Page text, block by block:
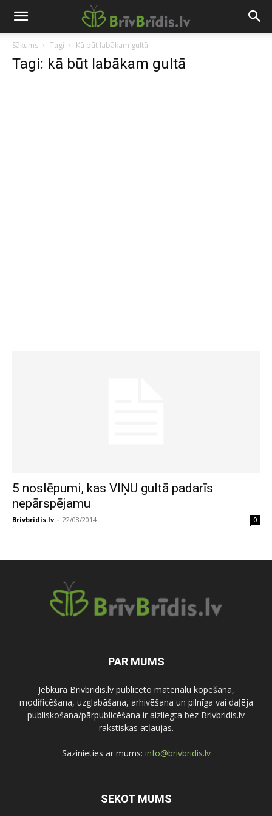
Sākums Tagi Kā būt labākam gultā
Tagi: kā būt labākam gultā
5 noslēpumi, kas VIŅU gultā padarīs
nepārspējamu
Brivbridis.lv - 22/08/2014 0
PAR MUMS
Jebkura Brivbridis.lv publicēto materiālu kopēšana,
modificēšana, uzglabāšana, arhivēšana un pilnīga vai daļēja
publiskošana/pārpublicēšana ir aizliegta bez Brivbridis.lv
rakstiskas atļaujas.
Sazinieties ar mums: info@brivbridis.lv
SEKOT MUMS